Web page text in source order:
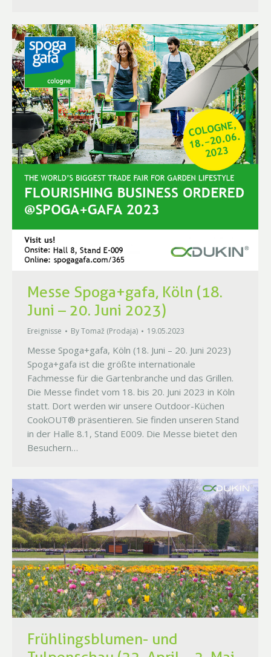
Messe Spoga+gafa, Köln (18.
Juni – 20. Juni 2023)
Ereignisse ByTomaž (Prodaja) 19.05.2023
Messe Spoga+gafa, Köln (18. Juni – 20. Juni 2023)
Spoga+gafa ist die größte internationale
Fachmesse für die Gartenbranche und das Grillen.
Die Messe findet vom 18. bis 20. Juni 2023 in Köln
statt. Dort werden wir unsere Outdoor-Küchen
CookOUT® präsentieren. Sie finden unseren Stand
in der Halle 8.1, Stand E009. Die Messe bietet den
Besuchern…
Frühlingsblumen- und